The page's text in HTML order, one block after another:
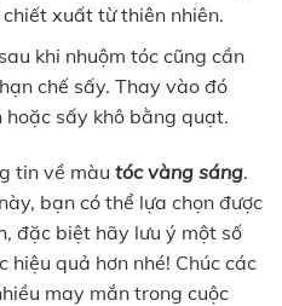
xuất từ thiên nhiên.
khi nhuộm tóc cũng cần
chế sấy. Thay vào đó
hoặc sấy khô bằng quạt.
tin về màu tóc vàng sáng.
bạn có thể lựa chọn được
đặc biệt hãy lưu ý một số
hiệu quả hơn nhé! Chúc các
may mắn trong cuộc